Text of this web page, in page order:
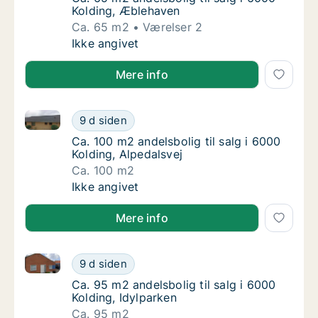
Kolding, Æblehaven
Ca. 65 m2
Værelser 2
Ca. 65 m2 andelsbolig til salg i 6000
Ikke angivet
Mere info
Ca. 100 m2 andelsbolig til salg i 6000
9 d siden
Ca. 100 m2 andelsbolig til salg i 6000 Kolding,
Ca. 100 m2 andelsbolig til salg i 6000
Ca. 100 m2 andelsbolig til salg i 6000
Kolding, Alpedalsvej
Ca. 100 m2
Ca. 100 m2 andelsbolig til salg i 6000
Ikke angivet
Mere info
Ca. 95 m2 andelsbolig til salg i 6000
9 d siden
Ca. 95 m2 andelsbolig til salg i 6000 Kolding,
Ca. 95 m2 andelsbolig til salg i 6000
Ca. 95 m2 andelsbolig til salg i 6000
Kolding, Idylparken
Ca. 95 m2